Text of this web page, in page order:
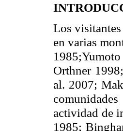
Los
en varias
1985;Yumoto
Orthner
al. 2007;
actividad de
1985;